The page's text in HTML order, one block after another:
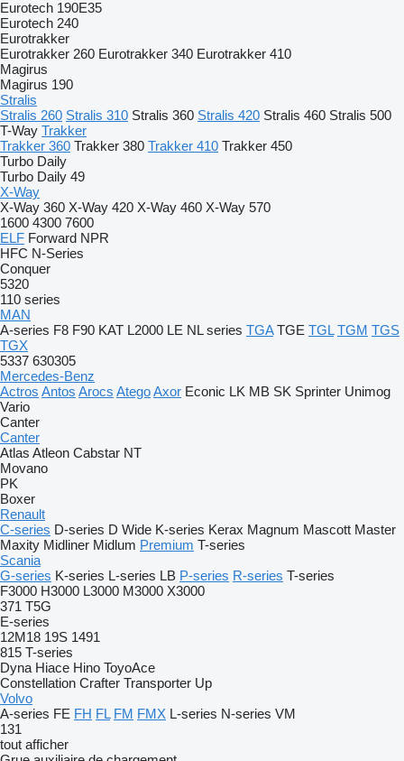
Eurotech 190E35
Eurotech 240
Eurotrakker
Eurotrakker 260 Eurotrakker 340 Eurotrakker 410
Magirus
Magirus 190
Stralis
Stralis 260 Stralis 310 Stralis 360 Stralis 420 Stralis 460 Stralis 500
T-Way Trakker
Trakker 360 Trakker 380 Trakker 410 Trakker 450
Turbo Daily
Turbo Daily 49
X-Way
X-Way 360 X-Way 420 X-Way 460 X-Way 570
1600 4300 7600
ELF Forward NPR
HFC N-Series
Conquer
5320
110 series
MAN
A-series F8 F90 KAT L2000 LE NL series TGA TGE TGL TGM TGS
TGX
5337 630305
Mercedes-Benz
Actros Antos Arocs AtegoAxor Econic LK MB SK Sprinter Unimog
Vario
Canter
Canter
Atlas Atleon Cabstar NT
Movano
PK
Boxer
Renault
C-series D-series D Wide K-series Kerax Magnum Mascott Master
Maxity Midliner Midlum Premium T-series
Scania
G-series K-series L-series LB P-series R-series T-series
F3000 H3000 L3000 M3000 X3000
371 T5G
E-series
12M18 19S 1491
815 T-series
Dyna Hiace Hino ToyoAce
Constellation Crafter Transporter Up
Volvo
A-series FE FH FL FM FMX L-series N-series VM
131
tout afficher